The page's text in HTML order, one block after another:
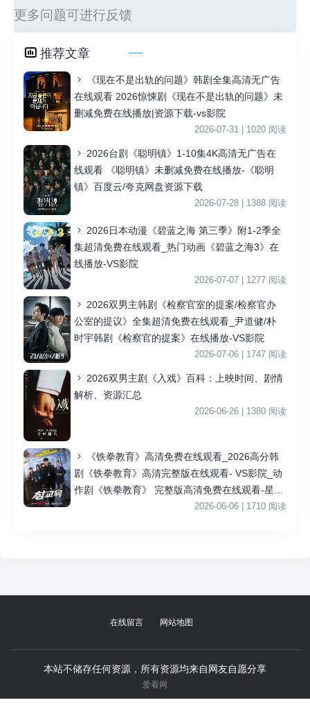
更多问题可进行反馈
推荐文章
《现在不是出轨的问题》韩剧全集高清无广告
在线观看 2026惊悚剧《现在不是出轨的问题》未
删减免费在线播放|资源下载-vs影院
2026-07-31 | 1020 阅读
2026台剧《聪明镇》1-10集4K高清无广告在
线观看 《聪明镇》未删减免费在线播放-《聪明
镇》百度云/夸克网盘资源下载
2026-07-28 | 1388 阅读
2026日本动漫《碧蓝之海 第三季》附1-2季全
集超清免费在线观看_热门动画《碧蓝之海3》在
线播放-VS影院
2026-07-07 | 1277 阅读
2026双男主韩剧《检察官室的提案/检察官办
公室的提议》全集超清免费在线观看_尹道健/朴
时宇韩剧《检察官的提案》在线播放-VS影院
2026-07-06 | 1747 阅读
2026双男主剧《入戏》百科：上映时间、剧情
解析、资源汇总
2026-06-26 | 1380 阅读
《铁拳教育》高清免费在线观看_2026高分韩
剧《铁拳教育》高清完整版在线观看- VS影院_动
作剧《铁拳教育》 完整版高清免费在线观看-星空
影院李星民主演《铁拳教育》无广告_VS影视
2026-06-06 | 1710 阅读
在线留言 网站地图
本站不储存任何资源，所有资源均来自网友自愿分享
爱看网